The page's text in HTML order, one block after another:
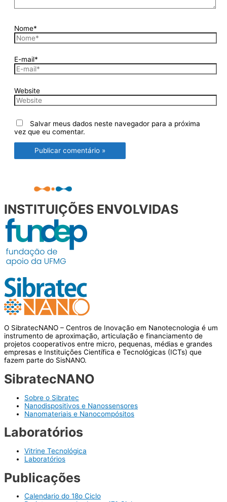
Nome*
E-mail*
Website
Salvar meus dados neste navegador para a próxima
vez que eu comentar.
INSTITUIÇÕES ENVOLVIDAS
O SibratecNANO – Centros de Inovação em Nanotecnologia é um
instrumento de aproximação, articulação e financiamento de
projetos cooperativos entre micro, pequenas, médias e grandes
empresas e Instituições Científica e Tecnológicas (ICTs) que
fazem parte do SisNANO.
SibratecNANO
Sobre o Sibratec
Nanodispositivos e Nanossensores
Nanomateriais e Nanocompósitos
Laboratórios
Vitrine Tecnológica
Laboratórios
Publicações
Calendario do 18o Ciclo